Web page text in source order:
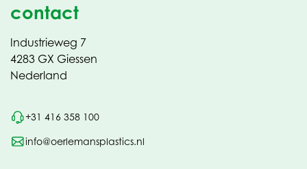
contact
Industrieweg 7
4283 GX Giessen
Nederland
+31 416 358 100
info@oerlemansplastics.nl